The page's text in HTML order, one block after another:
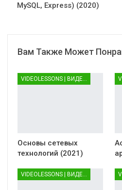
MySQL, Express) (2020)
Вам Также Может
Основы сетевых
технологий (2021)
VIDEOLESSONS | ВИДЕОУРОКИ